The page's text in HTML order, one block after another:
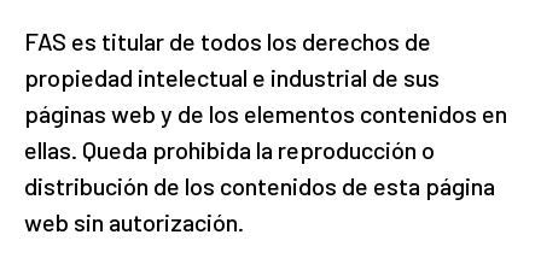
FAS es titular de todos los derechos de
propiedad intelectual e industrial de sus
páginas web y de los elementos contenidos en
ellas. Queda prohibida la reproducción o
distribución de los contenidos de esta página
web sin autorización.